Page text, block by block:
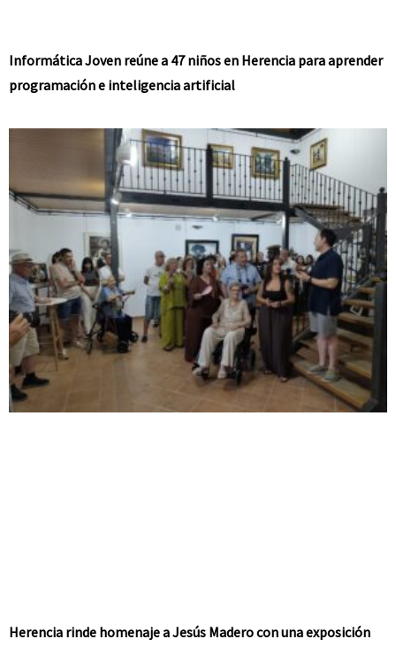
Informática Joven reúne a 47 niños en Herencia para aprender
programación e inteligencia artificial
Herencia rinde homenaje a Jesús Madero con una exposición